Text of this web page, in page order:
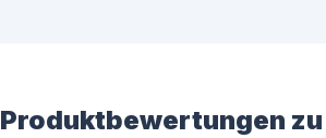
Produktbewertungen zu